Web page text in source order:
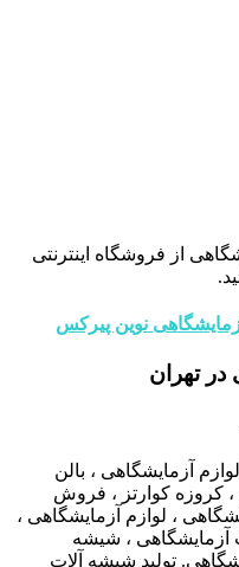
از فروشگاه اینترنتی
نوین پیرکس
تهران
آزمایشگاهی ، بالن
، کروزه کوارتز ، فروش
، لوازم آزمایشگاهی ،
آزمایشگاهی ، شیشه
تولید شیشه آلات